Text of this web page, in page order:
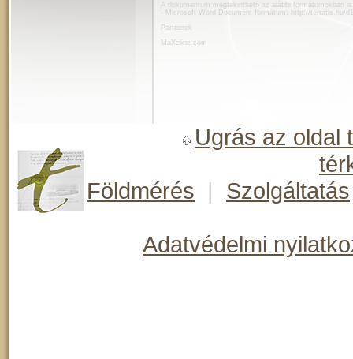
A dokumentum megtekinthető az alábbi formátumokban
- Microsoft Word Document formátum:
http://terratis.hu/
Partnerek
MaXeline.com
Ugrás az oldal
Földmérés
| Szolgáltatás
Adatvédelmi